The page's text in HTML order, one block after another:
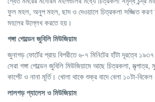
ফুল মহল, অনুপ মহল, ছাদ ও দেওয়ালে চিত্রকলা সজ্জিত
মহলের উল্লেখ করতে হয়।
গঙ্গাগোল্ডেনজুবিলিমিউজিয়াম
জুনাগড় ফোর্টের প্রায় বিপরীতে ৬-৭ মিনিটের হাঁটা দূরত্বে
সেরা গঙ্গা গোল্ডেন জুবিলি মিউজিয়ামে আছে চিত্রকলা,
কার্পেট ও নানা মূর্তি। খোলা থাকে শুক্র বাদে বেলা ১০টা-
লালগড়প্যালেসওমিউজিয়াম